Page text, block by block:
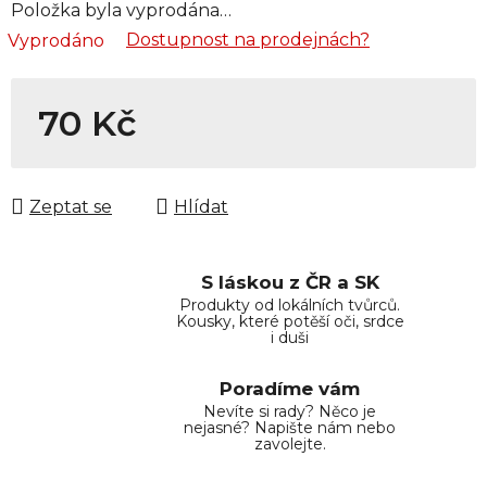
Položka byla vyprodána…
Vyprodáno
Dostupnost na prodejnách?
70 Kč
Zeptat se Hlídat
S láskou z ČR a SK
Produkty od lokálních tvůrců.
Kousky, které potěší oči, srdce
i duši
Poradíme vám
Nevíte si rady? Něco je
nejasné? Napište nám nebo
zavolejte.